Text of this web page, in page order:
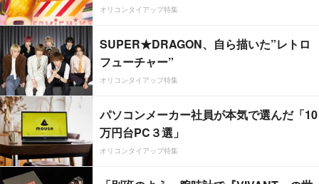
オリコンタイアップ特集
SUPER★DRAGON、自ら描いた”レトロ
フューチャー”
オリコンタイアップ特集
パソコンメーカー社員が本気で選んだ「10
万円台PC３選」
オリコンタイアップ特集